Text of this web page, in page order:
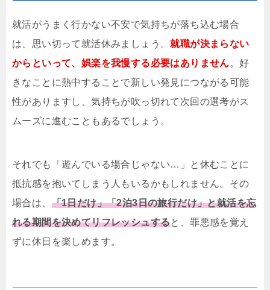
就活がうまく行かない不安で気持ちが落ち込む場合
は、思い切って就活休みましょう。就職が決まらない
からといって、娯楽を我慢する必要はありません。好
きなことに熱中することで新しい発見につながる可能
性がありますし、気持ちが吹っ切れて次回の選考がス
ムーズに進むこともあるでしょう。
それでも「遊んでいる場合じゃない…」と休むことに
抵抗感を抱いてしまう人もいるかもしれません。その
場合は、 「1日だけ」「2泊3日の旅行だけ」と就活を忘
れる期間を決めてリフレッシュすると、罪悪感を覚え
ずに休日を楽しめます。